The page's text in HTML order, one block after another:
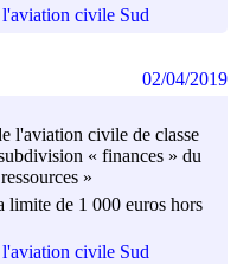
civile Sud
l'aviation civile de classe
« finances » du
»
limite de 1 000 euros hors
civile Sud
02/04/2019